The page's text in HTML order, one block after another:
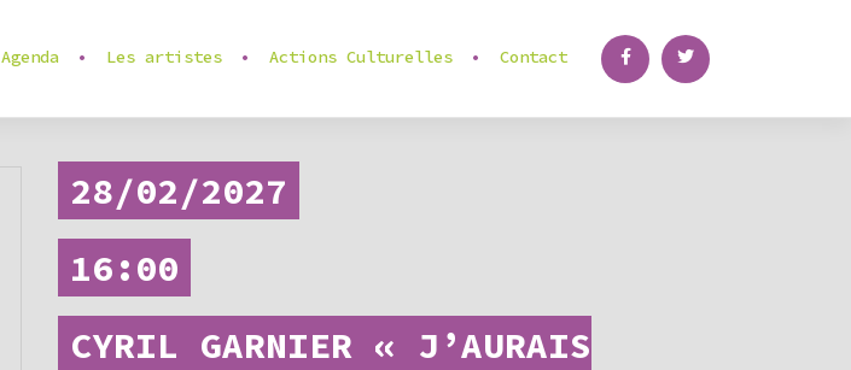
Agenda Les artistes Actions Culturelles Contact
28/02/2027
16:00
CYRIL GARNIER « J’AURAIS